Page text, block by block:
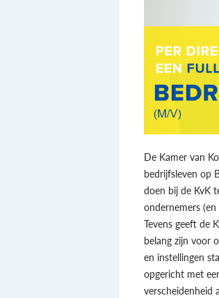
De Kamer van
bedrijfsleven op
doen bij de KvK
ondernemers
Tevens geeft de
belang zijn voor
en instellingen
opgericht met
verscheidenheid